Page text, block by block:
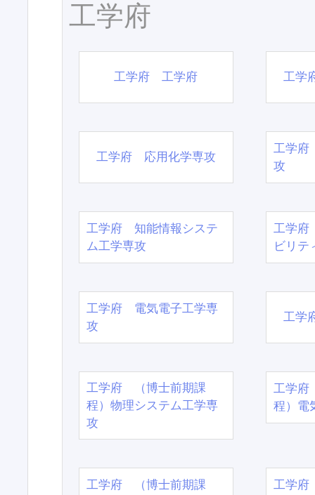
工学府
工学府 工学府 工学
工学府 応用化学専攻
工学府
攻
工学府 知能情報システ
ム工学専攻
工学府
ビリテ
工学府 電気電子工学専
攻
工学
工学府 （博士前期課
程）物理システム工学専
攻
工学
程）電
工学府 （博士前期課
工学